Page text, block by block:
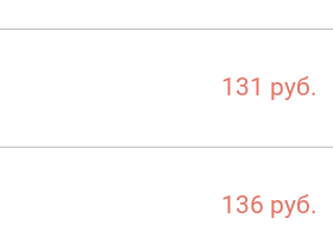
131 руб.
136 руб.